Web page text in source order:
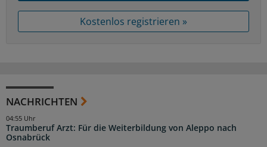
Kostenlos registrieren »
NACHRICHTEN
Traumberuf Arzt: Für die Weiterbildung von Aleppo nach
Osnabrück
04:55 Uhr